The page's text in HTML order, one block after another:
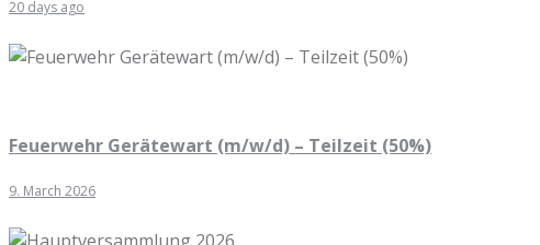
20 days ago
Feuerwehr Gerätewart (m/w/d) – Teilzeit (50%)
9. March 2026